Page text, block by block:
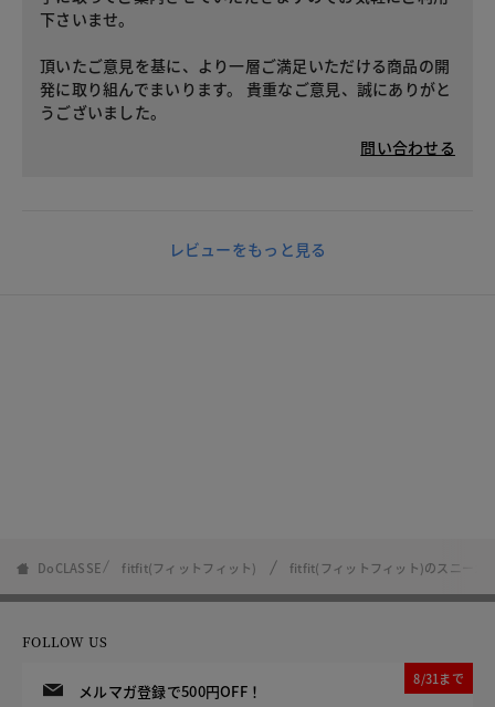
下さいませ。
頂いたご意見を基に、より一層ご満足いただける商品の開
発に取り組んでまいります。 貴重なご意見、誠にありがと
うございました。
問い合わせる
レビューをもっと見る
DoCLASSE fitfit(フィットフィット) fitfit(フィットフィット)のスニーカ
FOLLOW US
メルマガ登録で500円OFF！
8/31まで